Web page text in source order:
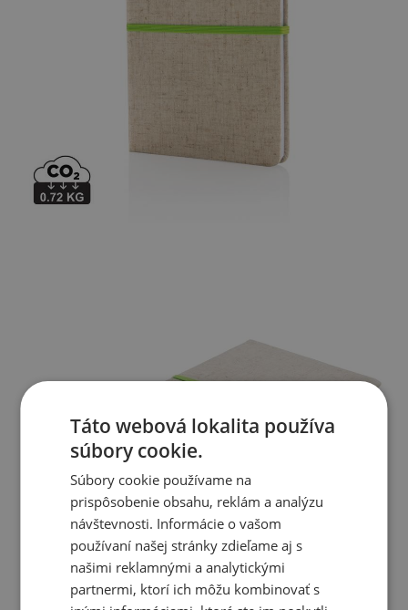
Táto webová lokalita používa
súbory cookie.
Súbory cookie používame na
prispôsobenie obsahu, reklám a analýzu
návštevnosti. Informácie o vašom
používaní našej stránky zdieľame aj s
našimi reklamnými a analytickými
partnermi, ktorí ich môžu kombinovať s